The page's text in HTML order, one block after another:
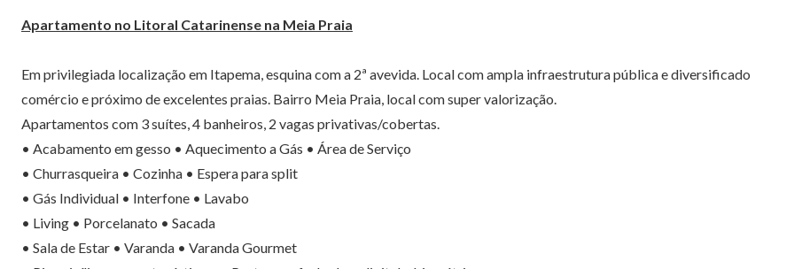
Apartamento no Litoral Catarinense na Meia Praia
Em privilegiada localização em Itapema, esquina com a 2ª avevida. Local com ampla infraestrutura pública e diversificado
comércio e próximo de excelentes praias. Bairro Meia Praia, local com super valorização.
Apartamentos com 3 suítes, 4 banheiros, 2 vagas privativas/cobertas.
• Acabamento em gesso • Aquecimento a Gás • Área de Serviço
• Churrasqueira • Cozinha • Espera para split
• Gás Individual • Interfone • Lavabo
• Living • Porcelanato • Sacada
• Sala de Estar • Varanda • Varanda Gourmet